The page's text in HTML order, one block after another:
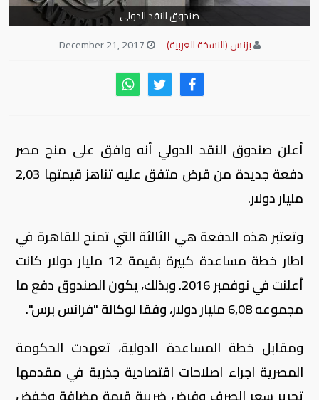
صندوق النقد الدولي
بزنس (النسخة العربية)
أعلن صندوق النقد الدولي أنه وافق على منح مصر
دفعة جديدة من قرض متفق عليه تناهز قيمتها 2,03
مليار دولار.
وتعتبر هذه الدفعة هي الثالثة التي تمنح للقاهرة في
اطار خطة مساعدة كبيرة بقيمة 12 مليار دولار كانت
أعلنت في نوفمبر 2016. وبذلك، يكون الصندوق دفع ما
مجموعه 6,08 مليار دولار، وفقا لوكالة "فرانس برس".
ومقابل خطة المساعدة الدولية، تعهدت الحكومة
المصرية اجراء اصلاحات اقتصادية جذرية في مقدمها